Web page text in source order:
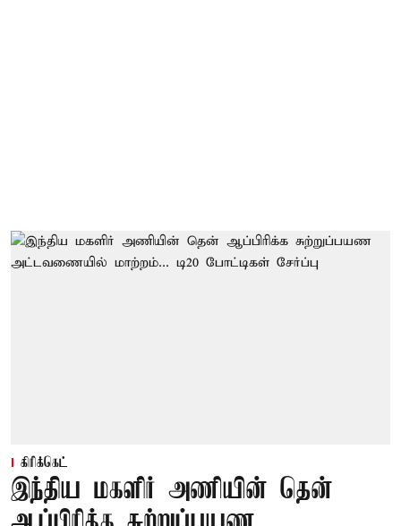
கிரிக்கெட்
இந்திய மகளிர் அணியின் தென்